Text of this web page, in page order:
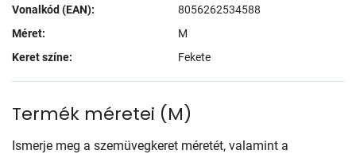
Vonalkód (EAN):
8056262534588
Méret:
M
Keret színe:
Fekete
Termék méretei (M)
Ismerje meg a szemüvegkeret méretét, valamint a